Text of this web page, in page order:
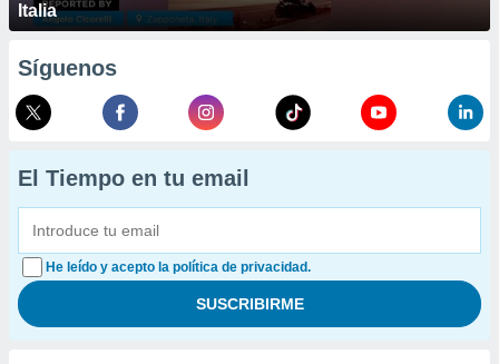
Italia
Síguenos
El Tiempo en tu email
He leído y acepto la política de privacidad.